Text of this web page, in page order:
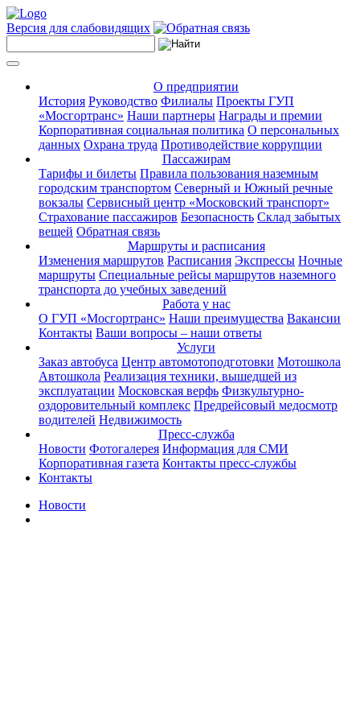
Версия для слабовидящих
О предприятии
История Руководство Филиалы Проекты ГУП
«Мосгортранс» Наши партнеры Награды и премии
Корпоративная социальная политика О персональных
данных Охрана труда Противодействие коррупции
Пассажирам
Тарифы и билеты Правила пользования наземным
городским транспортом Северный и Южный речные
вокзалы Сервисный центр «Московский транспорт»
Страхование пассажиров Безопасность Склад забытых
вещей Обратная связь
Маршруты и расписания
Изменения маршрутов Расписания Экспрессы Ночные
маршруты Специальные рейсы маршрутов наземного
транспорта до учебных заведений
Работа у нас
О ГУП «Мосгортранс» Наши преимущества Вакансии
Контакты Ваши вопросы – наши ответы
Услуги
Заказ автобуса Центр автомотоподготовки Мотошкола
Автошкола Реализация техники, вышедшей из
эксплуатации Московская верфь Физкультурно-
оздоровительный комплекс Предрейсовый медосмотр
водителей Недвижимость
Пресс-служба
Новости Фотогалерея Информация для СМИ
Корпоративная газета Контакты пресс-службы
Контакты
Новости